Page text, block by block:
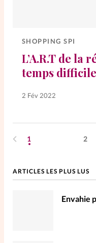
SHOPPING SPI
L’A.R.T de la
temps
2 Fév 2022
1 2
ARTICLES LES PLUS LUS
Envahie